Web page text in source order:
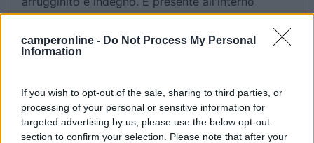
camperonline - Do Not Process My Personal
Information
If you wish to opt-out of the sale, sharing to third parties, or
processing of your personal or sensitive information for
targeted advertising by us, please use the below opt-out
section to confirm your selection. Please note that after your
dell'AA anche una piscina.Il posto va decisamente
valorizzato perché ha del potenziale.Costo: 20
euro a notte.
Prezzo Servizi
BarbaGae 13/08/2021 20:23